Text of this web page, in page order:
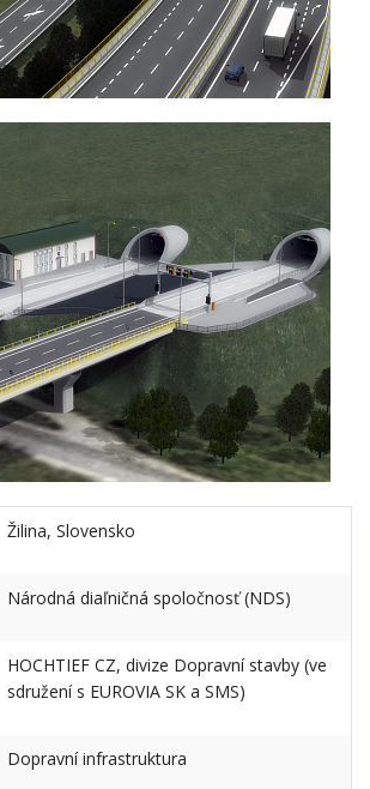
Žilina, Slovensko
Národná diaľničná spoločnosť (NDS)
HOCHTIEF CZ, divize Dopravní stavby (ve
sdružení s EUROVIA SK a SMS)
Dopravní infrastruktura